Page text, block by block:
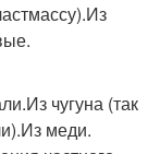
чугуна (так
меди.